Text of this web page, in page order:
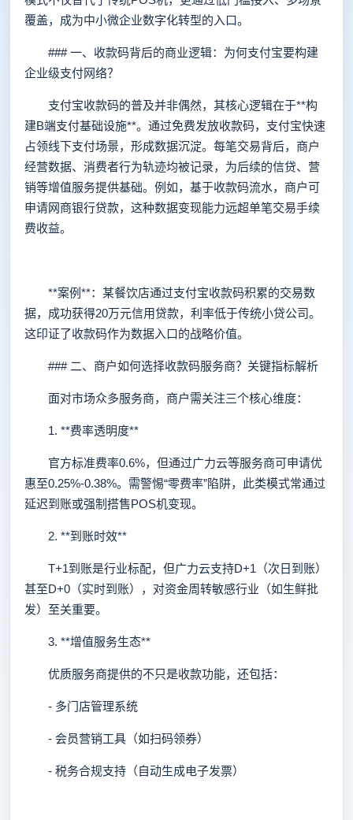
覆盖，成为中小微企业数字化转型的入口。
### 一、收款码背后的商业逻辑：为何支付宝要构建
企业级支付网络？
支付宝收款码的普及并非偶然，其核心逻辑在于**构
建B端支付基础设施**。通过免费发放收款码，支付宝快速
占领线下支付场景，形成数据沉淀。每笔交易背后，商户
经营数据、消费者行为轨迹均被记录，为后续的信贷、营
销等增值服务提供基础。例如，基于收款码流水，商户可
申请网商银行贷款，这种数据变现能力远超单笔交易手续
费收益。
**案例**：某餐饮店通过支付宝收款码积累的交易数
据，成功获得20万元信用贷款，利率低于传统小贷公司。
这印证了收款码作为数据入口的战略价值。
### 二、商户如何选择收款码服务商？关键指标解析
面对市场众多服务商，商户需关注三个核心维度：
1. **费率透明度**
官方标准费率0.6%，但通过广力云等服务商可申请优
惠至0.25%-0.38%。需警惕“零费率”陷阱，此类模式常通过
延迟到账或强制搭售POS机变现。
2. **到账时效**
T+1到账是行业标配，但广力云支持D+1（次日到账）
甚至D+0（实时到账），对资金周转敏感行业（如生鲜批
发）至关重要。
3. **增值服务生态**
优质服务商提供的不只是收款功能，还包括：
- 多门店管理系统
- 会员营销工具（如扫码领券）
- 税务合规支持（自动生成电子发票）